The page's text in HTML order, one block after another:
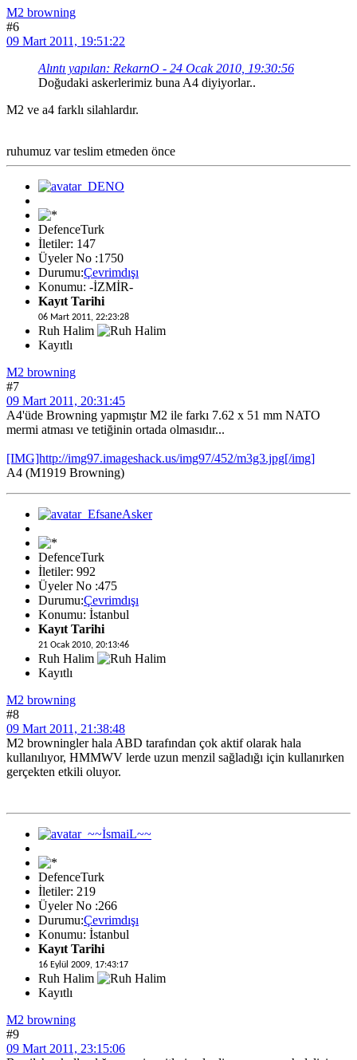
M2 browning
#6
09 Mart 2011, 19:51:22
Alıntı yapılan: RekarnO - 24 Ocak 2010, 19:30:56
Doğudaki askerlerimiz buna A4 diyiyorlar..
M2 ve a4 farklı silahlardır.
ruhumuz var teslim etmeden önce
DefenceTurk
İletiler: 147
Üyeler No :1750
Durumu:Çevrimdışı
Konumu: -İZMİR-
Kayıt Tarihi
06 Mart 2011, 22:23:28
Ruh Halim
Kayıtlı
M2 browning
#7
09 Mart 2011, 20:31:45
A4'üde Browning yapmıştır M2 ile farkı 7.62 x 51 mm NATO
mermi atması ve tetiğinin ortada olmasıdır...
[IMG]http://img97.imageshack.us/img97/452/m3g3.jpg[/img]
A4 (M1919 Browning)
DefenceTurk
İletiler: 992
Üyeler No :475
Durumu:Çevrimdışı
Konumu: İstanbul
Kayıt Tarihi
21 Ocak 2010, 20:13:46
Ruh Halim
Kayıtlı
M2 browning
#8
09 Mart 2011, 21:38:48
M2 browningler hala ABD tarafından çok aktif olarak hala
kullanılıyor, HMMWV lerde uzun menzil sağladığı için kullanırken
gerçekten etkili oluyor.
DefenceTurk
İletiler: 219
Üyeler No :266
Durumu:Çevrimdışı
Konumu: İstanbul
Kayıt Tarihi
16 Eylül 2009, 17:43:17
Ruh Halim
Kayıtlı
M2 browning
#9
09 Mart 2011, 23:15:06